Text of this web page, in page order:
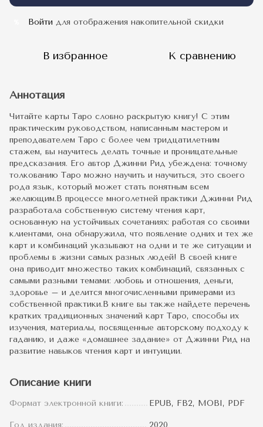
Войти для отображения накопительной скидки
В избранное К сравнению
Аннотация
Читайте карты Таро словно раскрытую книгу! С этим
практическим руководством, написанным мастером и
преподавателем Таро с более чем тридцатилетним
стажем, вы научитесь делать точные и проницательные
предсказания. Его автор Джинни Рид убеждена: точному
толкованию Таро можно научить и научиться, это своего
рода язык, который может стать понятным всем
желающим.В процессе многолетней практики Джинни Рид
разработала собственную систему чтения карт,
основанную на устойчивых сочетаниях: работая со своими
клиентами, она обнаружила, что появление одних и тех же
карт и комбинаций указывают на одни и те же ситуации и
проблемы в жизни самых разных людей! В своей книге
она приводит множество таких комбинаций, связанных с
самыми разными темами: любовь и отношения, деньги,
здоровье – и делится многочисленными примерами из
собственной практики.В книге вы также найдете перечень
кратких традиционных значений карт Таро, способы их
изучения, материалы, посвященные авторскому подходу к
гаданию, и даже «домашнее задание» от Джинни Рид на
развитие навыков чтения карт и интуиции.
Описание книги
Формат электронной книги: EPUB, FB2, MOBI, PDF